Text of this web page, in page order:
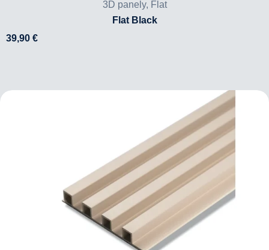
3D panely, Flat
Flat Black
39,90 €